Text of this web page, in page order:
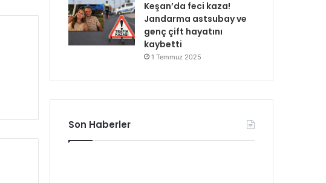
Keşan’da feci kaza!
Jandarma astsubay ve
genç çift hayatını
kaybetti
1 Temmuz 2025
Son Haberler